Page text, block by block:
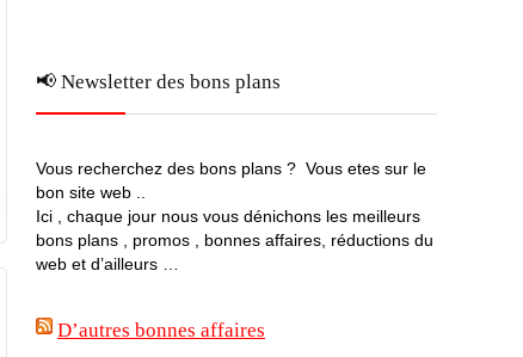
📢 Newsletter des bons plans
Vous recherchez des bons plans ? Vous etes sur le
bon site web ..
Ici , chaque jour nous vous dénichons les meilleurs
bons plans , promos , bonnes affaires, réductions du
web et d’ailleurs …
D’autres bonnes affaires